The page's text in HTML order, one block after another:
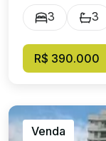
sala com
serviço,
01 vaga de
diversos
3 3
R$ 390.000
Venda